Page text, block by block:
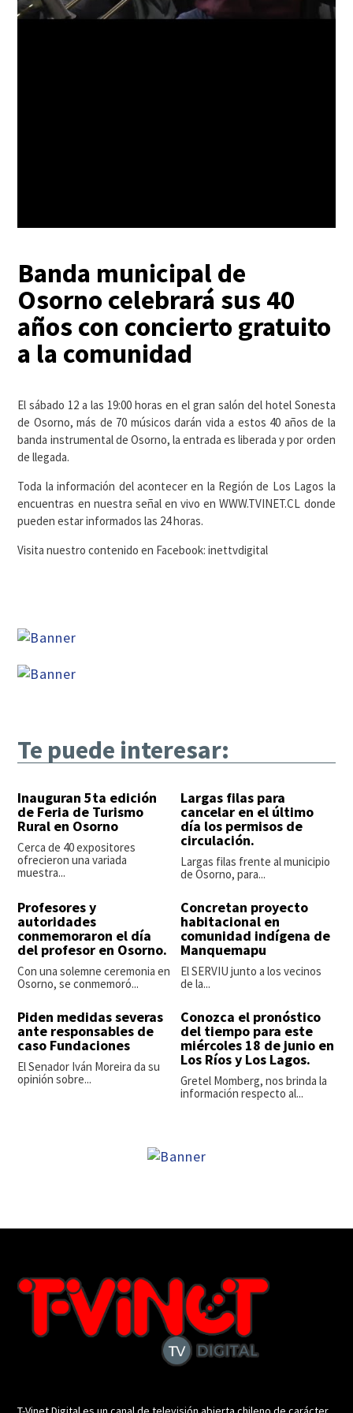
Banda municipal de
Osorno celebrará sus 40
años con concierto gratuito
a la comunidad
El sábado 12 a las 19:00 horas en el gran salón del hotel Sonesta
de Osorno, más de 70 músicos darán vida a estos 40 años de la
banda instrumental de Osorno, la entrada es liberada y por orden
de llegada.
Toda la información del acontecer en la Región de Los Lagos la
encuentras en nuestra señal en vivo en WWW.TVINET.CL donde
pueden estar informados las 24 horas.
Visita nuestro contenido en Facebook: inettvdigital
Te puede interesar:
Inauguran 5ta edición
de Feria de Turismo
Rural en Osorno
Cerca de 40 expositores
ofrecieron una variada
muestra...
Largas filas para
cancelar en el último
día los permisos de
circulación.
Largas filas frente al municipio
de Osorno, para...
Profesores y
autoridades
conmemoraron el día
del profesor en Osorno.
Con una solemne ceremonia en
Osorno, se conmemoró...
Concretan proyecto
habitacional en
comunidad indígena de
Manquemapu
El SERVIU junto a los vecinos
de la...
Piden medidas severas
ante responsables de
caso Fundaciones
El Senador Iván Moreira da su
opinión sobre...
Conozca el pronóstico
del tiempo para este
miércoles 18 de junio en
Los Ríos y Los Lagos.
Gretel Momberg, nos brinda la
información respecto al...